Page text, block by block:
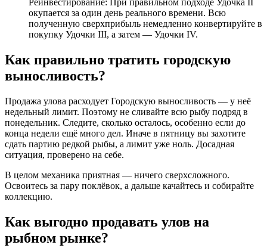
Реинвестирование: При правильном подходе Удочка II
окупается за один день реального времени. Всю
полученную сверхприбыль немедленно конвертируйте в
покупку Удочки III, а затем — Удочки IV.
Как правильно тратить городскую
выносливость?
Продажа улова расходует Городскую выносливость — у неё
недельный лимит. Поэтому не сливайте всю рыбу подряд в
понедельник. Следите, сколько осталось, особенно если до
конца недели ещё много дел. Иначе в пятницу вы захотите
сдать партию редкой рыбы, а лимит уже ноль. Досадная
ситуация, проверено на себе.
В целом механика приятная — ничего сверхсложного.
Освоитесь за пару поклёвок, а дальше качайтесь и собирайте
коллекцию.
Как выгодно продавать улов на
рыбном рынке?